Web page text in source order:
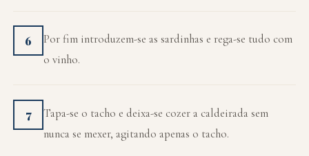
6
Por fim introduzem-se as sardinhas e rega-se tudo com
o vinho.
7
Tapa-se o tacho e deixa-se cozer a caldeirada sem
nunca se mexer, agitando apenas o tacho.